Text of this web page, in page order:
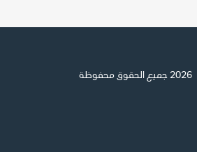
2026 جميع الحقوق محفوظة